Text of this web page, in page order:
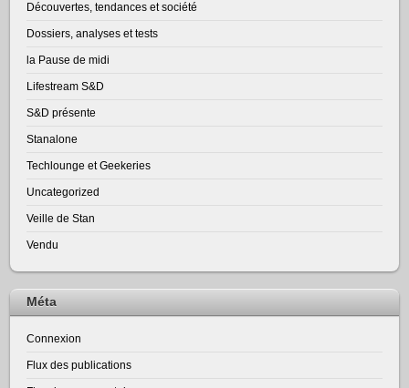
Découvertes, tendances et société
Dossiers, analyses et tests
la Pause de midi
Lifestream S&D
S&D présente
Stanalone
Techlounge et Geekeries
Uncategorized
Veille de Stan
Vendu
Méta
Connexion
Flux des publications